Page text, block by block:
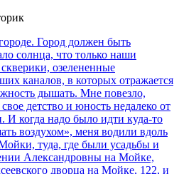
Город должен быть
солнца, что только наши
озелененные
каналов, в которых отражается
дышать. Мне повезло,
детство и юность недалеко от
И когда надо было идти куда-то
воздухом», меня водили вдоль
туда, где были усадьбы и
Александровны на Мойке,
дворца на Мойке, 122, и